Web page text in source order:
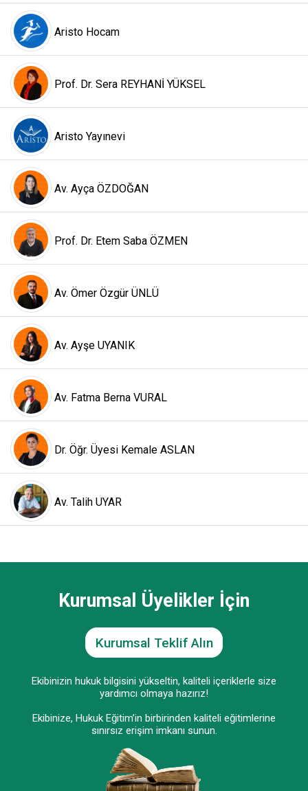
Aristo Hocam
Prof. Dr. Sera REYHANİ YÜKSEL
Aristo Yayınevi
Av. Ayça ÖZDOĞAN
Prof. Dr. Etem Saba ÖZMEN
Av. Ömer Özgür ÜNLÜ
Av. Ayşe UYANIK
Av. Fatma Berna VURAL
Dr. Öğr. Üyesi Kemale ASLAN
Av. Talih UYAR
Kurumsal Üyelikler İçin
Kurumsal Teklif Alın
Ekibinizin hukuk bilgisini yükseltin, kaliteli içeriklerle size
yardımcı olmaya hazırız!
Ekibinize, Hukuk Eğitim’in birbirinden kaliteli eğitimlerine
sınırsız erişim imkanı sunun.